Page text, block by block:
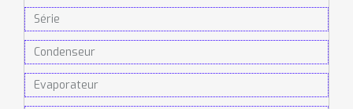
Série
Condenseur
Evaporateur